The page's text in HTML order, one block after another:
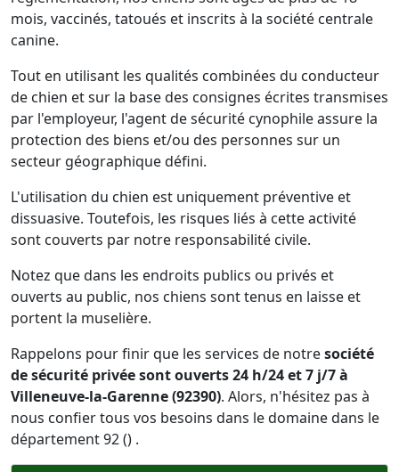
mois, vaccinés, tatoués et inscrits à la société centrale
canine.
Tout en utilisant les qualités combinées du conducteur
de chien et sur la base des consignes écrites transmises
par l'employeur, l'agent de sécurité cynophile assure la
protection des biens et/ou des personnes sur un
secteur géographique défini.
L'utilisation du chien est uniquement préventive et
dissuasive. Toutefois, les risques liés à cette activité
sont couverts par notre responsabilité civile.
Notez que dans les endroits publics ou privés et
ouverts au public, nos chiens sont tenus en laisse et
portent la muselière.
Rappelons pour finir que les services de notresociété
de sécurité privée sont ouverts 24 h/24 et 7 j/7 à
Villeneuve-la-Garenne (92390). Alors, n'hésitez pas à
nous confier tous vos besoins dans le domaine dans le
département 92 () .